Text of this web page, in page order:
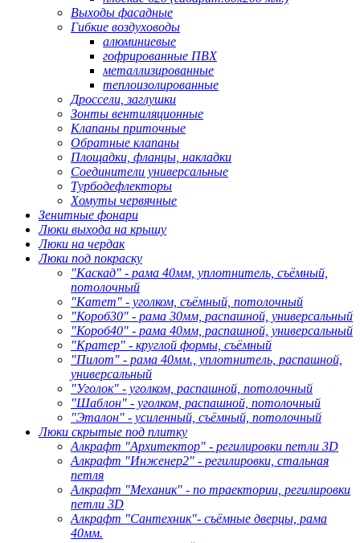
Выходы фасадные
Гибкие воздуховоды
алюминиевые
гофрированные ПВХ
металлизированные
теплоизолированные
Дроссели, заглушки
Зонты вентиляционные
Клапаны приточные
Обратные клапаны
Площадки, фланцы, накладки
Соединители универсальные
Турбодефлекторы
Хомуты червячные
Зенитные фонари
Люки выхода на крышу
Люки на чердак
Люки под покраску
"Каскад" - рама 40мм, уплотнитель, съёмный,
потолочный
"Катет" - уголком, съёмный, потолочный
"Короб30" - рама 30мм, распашной, универсальный
"Короб40" - рама 40мм, распашной, универсальный
"Кратер" - круглой формы, съёмный
"Пилот" - рама 40мм., уплотнитель, распашной,
универсальный
"Уголок" - уголком, распашной, потолочный
"Шаблон" - уголком, распашной, потолочный
"Эталон" - усиленный, съёмный, потолочный
Люки скрытые под плитку
Алкрафт "Архитектор" - регилировки петли 3D
Алкрафт "Инженер2" - регилировки, стальная
петля
Алкрафт "Механик" - по траектории, регилировки
петли 3D
Алкрафт "Сантехник"- съёмные дверцы, рама
40мм.